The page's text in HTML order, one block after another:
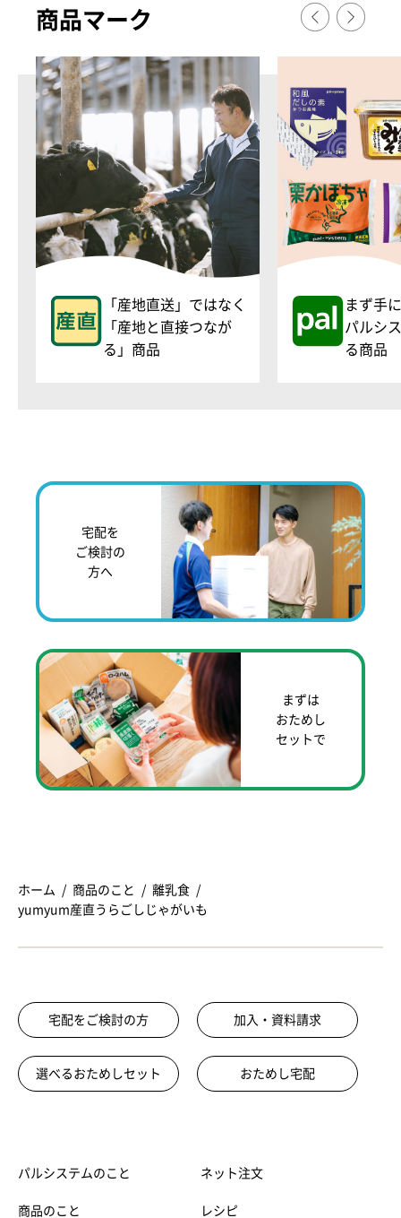
商品マーク
「産地直送」ではなく
「産地と直接つなが
る」商品
まず手
パルシ
る商品
宅配を
ご検討の
方へ
まずは
おためし
セットで
ホーム 商品のこと
離乳食
yumyum産直うらごしじゃがいも
宅配をご検討の方 加入・資料請求
選べるおためしセット おためし宅配
パルシステムのこと
商品のこと
ネット注文
レシピ